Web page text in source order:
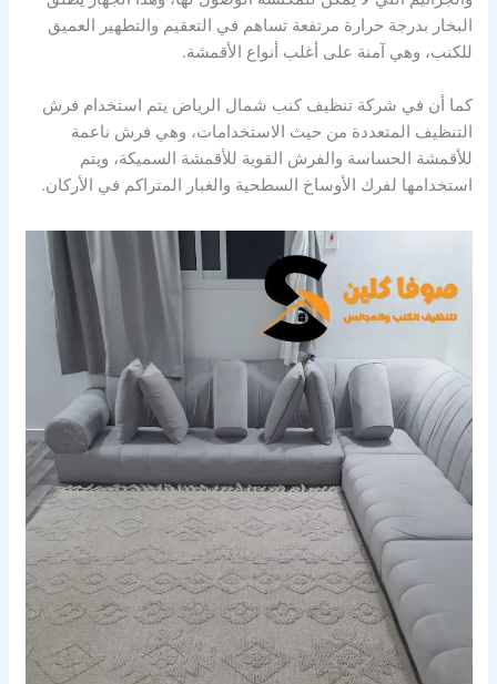
البخار بدرجة حرارة مرتفعة تساهم في التعقيم والتطهير العميق
للكنب، وهي آمنة على أغلب أنواع الأقمشة.
كما أن في شركة تنظيف كنب شمال الرياض يتم استخدام فرش
التنظيف المتعددة من حيث الاستخدامات، وهي فرش ناعمة
للأقمشة الحساسة والفرش القوية للأقمشة السميكة، ويتم
استخدامها لفرك الأوساخ السطحية والغبار المتراكم في الأركان.